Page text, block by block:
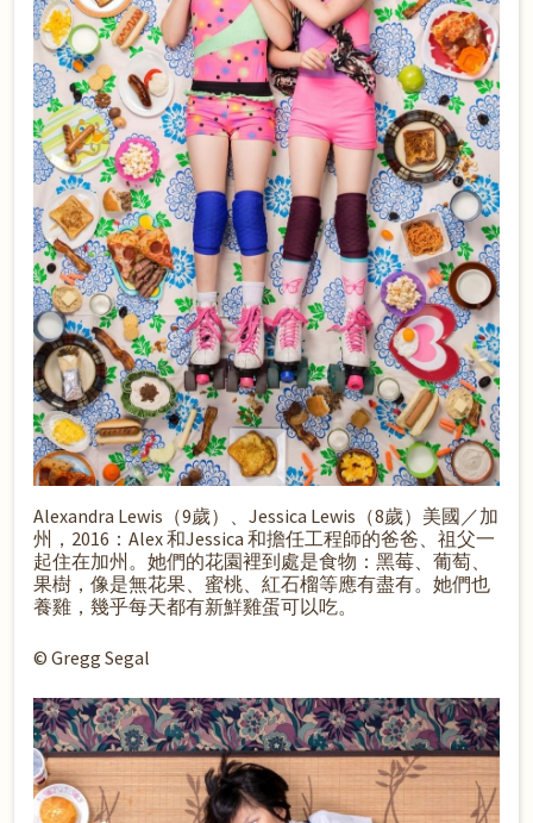
Alexandra Lewis（9歲）、Jessica Lewis（8歲）美國／加
州，2016：Alex 和Jessica 和擔任工程師的爸爸、祖父一
起住在加州。她們的花園裡到處是食物：黑莓、葡萄、
果樹，像是無花果、蜜桃、紅石榴等應有盡有。她們也
養雞，幾乎每天都有新鮮雞蛋可以吃。
© Gregg Segal